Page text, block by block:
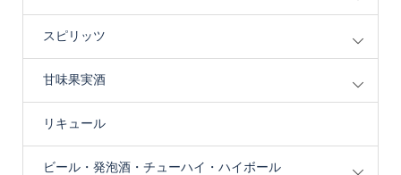
スピリッツ
甘味果実酒
リキュール
ビール・発泡酒・チューハイ・ハイボール